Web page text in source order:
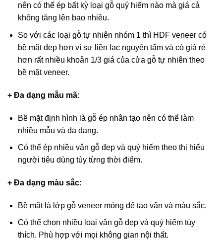
nên có thể ép bất kỳ loại gỗ quý hiếm nào mà giá cả
không tăng lên bao nhiêu.
So với các loại gỗ tự nhiên nhóm 1 thì HDF veneer có
bề mặt đẹp hơn vì sự liền lạc nguyên tấm và có giá rẻ
hơn rất nhiều khoản 1/3 giá của cửa gỗ tự nhiên theo
bề mặt veneer.
+ Đa dạng mẫu mã:
Bề mặt định hình là gỗ ép nhân tạo nên có thể làm
nhiều mẫu và đa dạng.
Có thể ép nhiều vân gỗ đẹp và quý hiếm theo thị hiếu
người tiêu dùng tùy từng thời điểm.
+ Đa dạng màu sắc:
Bề mặt là lớp gỗ veneer mỏng để tạo vân và màu sắc.
Có thể chọn nhiều loại vân gỗ đẹp và quý hiếm tùy
thích. Phù hợp với mọi không gian nội thất.